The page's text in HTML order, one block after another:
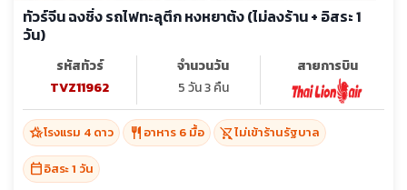
ทัวร์จีน ฉงชิ่ง รถไฟทะลุตึก หงหยาต้ง (ไม่ลงร้าน + อิสระ 1
วัน)
รหัสทัวร์
TVZ11962
จำนวนวัน
5 วัน 3 คืน
สายการบิน
hotel_classโรงแรม 4 ดาว restaurant อาหาร 6 มื้อ shopping_cart_offไม่เข้าร้านรัฐบาล
calendar_todayอิสระ 1 วัน